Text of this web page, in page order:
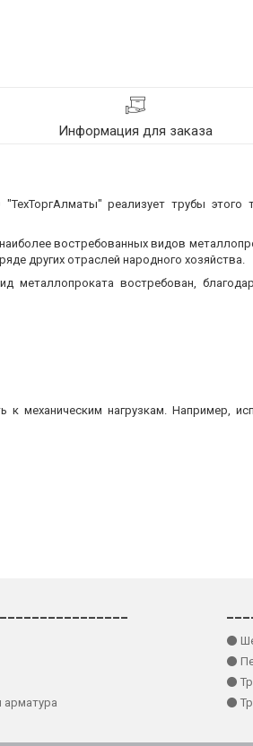
Информация для заказа
реализует трубы этого
востребованных видов
других отраслей народного хозяйства.
металлопроката востребован,
механическим нагрузкам. Например,
арматура
⚫
⚫
⚫
⚫